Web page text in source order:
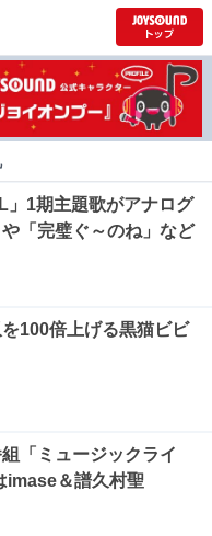
」1期主題歌がアナログ
「完璧ぐ～のね」など
100倍上げる黒猫ビビ
「ミュージックライ
imase＆譜久村聖